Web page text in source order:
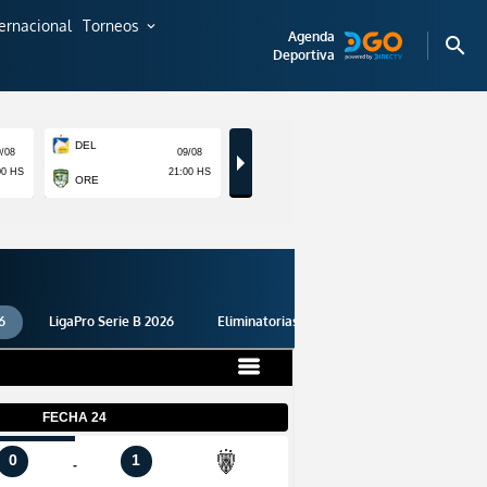
Torneos expand_more
Agenda
Deportiva
search
LigaPro Serie B 2026 Eliminatorias 2026